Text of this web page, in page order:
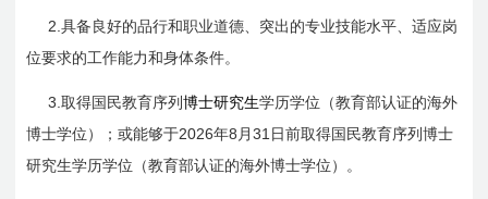
2.具备良好的品行和职业道德、突出的专业技能水平、适应岗
位要求的工作能力和身体条件。
3.取得国民教育序列博士研究生学历学位（教育部认证的海外
博士学位）；或能够于2026年8 月31 日前取得国民教育序列博士
研究生学历学位（教育部认证的海外博士学位）。